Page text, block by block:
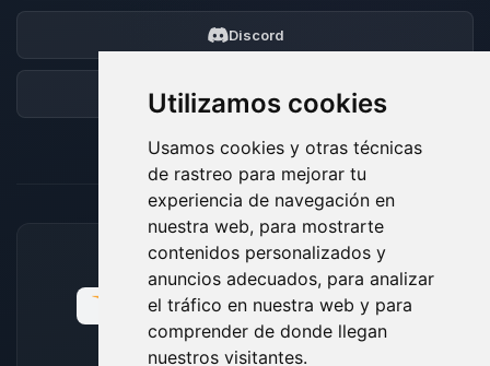
Utilizamos cookies
Usamos cookies y otras técnicas
de rastreo para mejorar tu
experiencia de navegación en
nuestra web, para mostrarte
contenidos personalizados y
anuncios adecuados, para analizar
el tráfico en nuestra web y para
comprender de donde llegan
nuestros visitantes.
Discord
Foro
MÉTODOS DE PAGO ACEPTADOS